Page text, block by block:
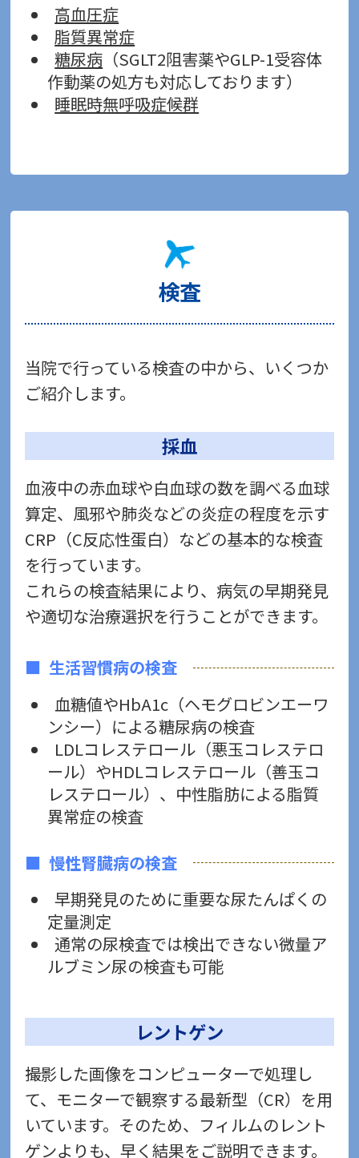
高血圧症
脂質異常症
糖尿病 （SGLT2阻害薬やGLP-1受容体
作動薬の処方も対応しております）
睡眠時無呼吸症候群
検査
当院で行っている検査の中から、いくつか
ご紹介します。
採血
血液中の赤血球や白血球の数を調べる血球
算定、風邪や肺炎などの炎症の程度を示す
CRP（C反応性蛋白）などの基本的な検査
を行っています。
これらの検査結果により、病気の早期発見
や適切な治療選択を行うことができます。
生活習慣病の検査
血糖値やHbA1c（ヘモグロビンエーワ
ンシー）による糖尿病の検査
LDLコレステロール（悪玉コレステロ
ール）やHDLコレステロール（善玉コ
レステロール）、中性脂肪による脂質
異常症の検査
慢性腎臓病の検査
早期発見のために重要な尿たんぱくの
定量測定
通常の尿検査では検出できない微量ア
ルブミン尿の検査も可能
レントゲン
撮影した画像をコンピューターで処理し
て、モニターで観察する最新型（CR）を用
いています。そのため、フィルムのレント
ゲンよりも、早く結果をご説明できます。